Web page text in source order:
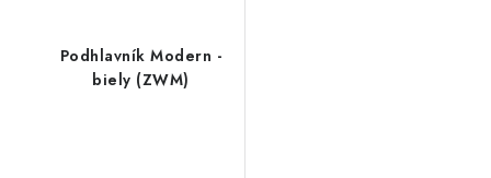
Podhlavník Modern -
biely (ZWM)